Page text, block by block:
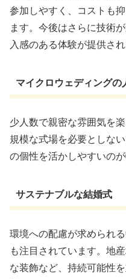
参加しやすく、コストも
ます。今後はさらに技術
入感のある体験が提供さ
マイクロウェディングの
少人数で親密な雰囲気を
規模な式場を必要としな
の個性を活かしやすいのが
サステナブルな結婚式
環境への配慮が求められ
も注目されています。地
な装飾など、持続可能性